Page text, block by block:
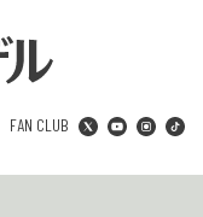
FAN CLUB